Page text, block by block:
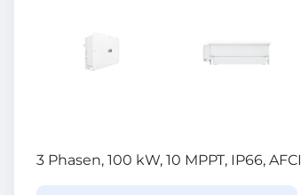
3 Phasen, 100 kW, 10 MPPT, IP66, AFCI